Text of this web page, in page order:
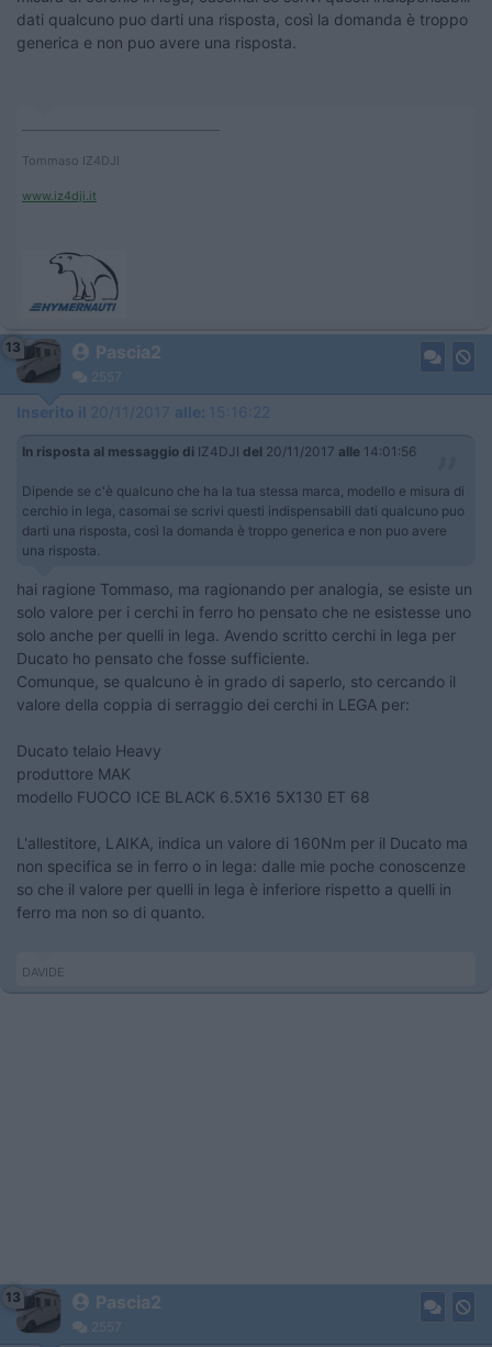
dati qualcuno puo darti una risposta, così la domanda è troppo
generica e non puo avere una risposta.
Tommaso IZ4DJI
www.iz4dji.it
13 Pascia2
2557
Inserito il 20/11/2017 alle: 15:16:22
In risposta al messaggio di IZ4DJI del 20/11/2017 alle 14:01:56
Dipende se c'è qualcuno che ha la tua stessa marca, modello e misura di
cerchio in lega, casomai se scrivi questi indispensabili dati qualcuno puo
darti una risposta, così la domanda è troppo generica e non puo avere
una risposta.
hai ragione Tommaso, ma ragionando per analogia, se esiste un
solo valore per i cerchi in ferro ho pensato che ne esistesse uno
solo anche per quelli in lega. Avendo scritto cerchi in lega per
Ducato ho pensato che fosse sufficiente.
Comunque, se qualcuno è in grado di saperlo, sto cercando il
valore della coppia di serraggio dei cerchi in LEGA per:
Ducato telaio Heavy
produttore MAK
modello FUOCO ICE BLACK 6.5X16 5X130 ET 68
L'allestitore, LAIKA, indica un valore di 160Nm per il Ducato ma
non specifica se in ferro o in lega: dalle mie poche conoscenze
so che il valore per quelli in lega è inferiore rispetto a quelli in
ferro ma non so di quanto.
DAVIDE
13 Pascia2
2557